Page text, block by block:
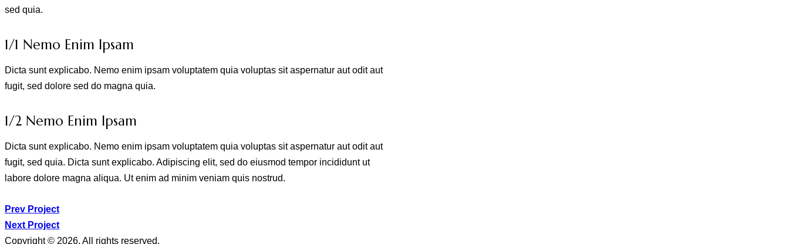
sed quia.
1/1 Nemo Enim Ipsam
Dicta sunt explicabo. Nemo enim ipsam voluptatem quia voluptas sit aspernatur aut odit aut
fugit, sed dolore sed do magna quia.
1/2 Nemo Enim Ipsam
Dicta sunt explicabo. Nemo enim ipsam voluptatem quia voluptas sit aspernatur aut odit aut
fugit, sed quia. Dicta sunt explicabo. Adipiscing elit, sed do eiusmod tempor incididunt ut
labore dolore magna aliqua. Ut enim ad minim veniam quis nostrud.
Navegación
Prev Project
Next Project
Copyright © 2026. All rights reserved.